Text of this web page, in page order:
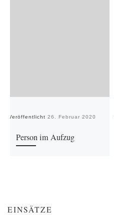
Veröffentlicht 26. Februar 2020
Person im Aufzug
EINSÄTZE